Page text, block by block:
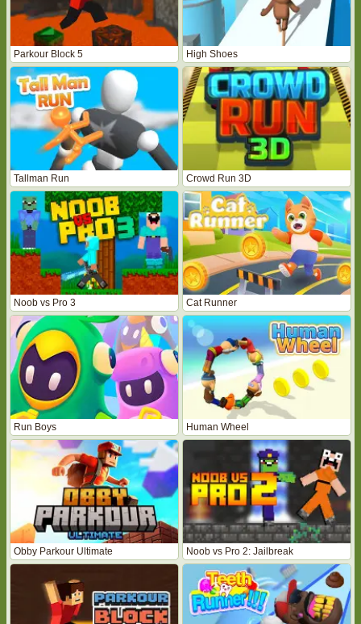
Parkour Block 5 High Shoes
Tallman Run Crowd Run 3D
Noob vs Pro 3 Cat Runner
Run Boys Human Wheel
Obby Parkour Ultimate Noob vs Pro 2: Jailbreak